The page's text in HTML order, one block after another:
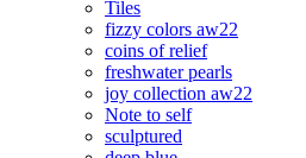
Tiles
fizzy colors aw22
coins of relief
freshwater pearls
joy collection aw22
Note to self
sculptured